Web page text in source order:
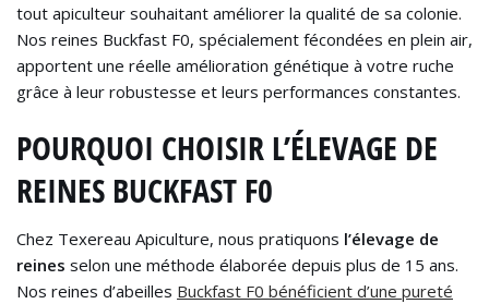
tout apiculteur souhaitant améliorer la qualité de sa colonie.
Nos reines Buckfast F0, spécialement fécondées en plein air,
apportent une réelle amélioration génétique à votre ruche
grâce à leur robustesse et leurs performances constantes.
POURQUOI CHOISIR L’ÉLEVAGE DE
REINES BUCKFAST F0
Chez Texereau Apiculture, nous pratiquons l’élevage de
reines selon une méthode élaborée depuis plus de 15 ans.
Nos reines d’abeilles Buckfast F0 bénéficient d’une pureté